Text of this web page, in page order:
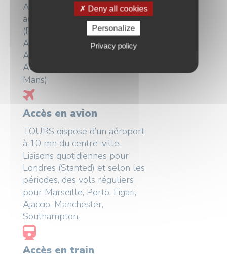
Au cœur des principaux axes
autoroutiers : Autoroute A10
(Paris-Tours-Bordeaux),
Autoroute A85 (Nantes-
Angers-Tours-Vierzon),
Autoroute A28 (Tours-Le
Mans)
Accès en avion
TOURS dispose d’un aéroport
à 10 mn du centre-ville.
Liaisons quotidiennes pour
Londres (Stanted) et selon les
périodes, des vols réguliers
pour Marseille, Porto, Figari,
Ajaccio, Manchester,
Southampton.
Accès en train
Deny all cookies
Personalize
Privacy policy